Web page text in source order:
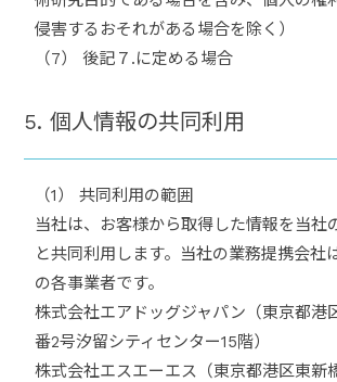
侵害するおそれがある場合を除く）
（7） 後記７.に定める場合
5. 個人情報の共同利用
（1） 共同利用の範囲
当社は、お客様から取得した情報を当社
と共同利用します。当社の業務提携会社
の各事業者です。
株式会社エアドッグジャパン（東京都港
番2号汐留シティセンター15階）
株式会社エスエーエス（東京都港区東新